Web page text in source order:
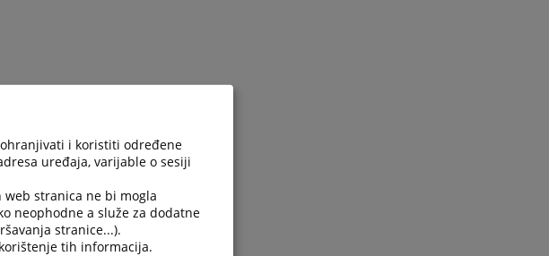
i koristiti određene
uređaja, varijable o sesiji
stranica ne bi mogla
neophodne a služe za dodatne
stranice...).
tih informacija.